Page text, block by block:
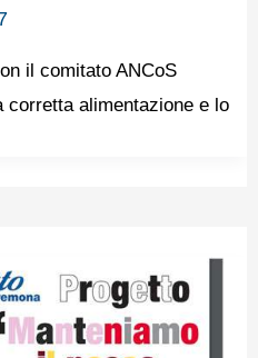
il comitato ANCoS
corretta alimentazione e lo